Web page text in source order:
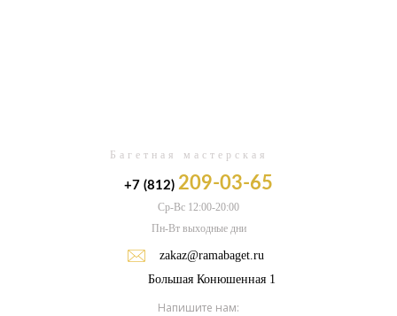
Багетная мастерская
+7 (812) 209-03-65
Ср-Вс 12:00-20:00
Пн-Вт выходные дни
zakaz@ramabaget.ru
Большая Конюшенная 1
Напишите нам: